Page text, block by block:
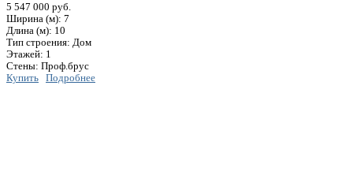
5 547 000 руб.
Ширина (м): 7
Длина (м): 10
Тип строения: Дом
Этажей: 1
Стены: Проф.брус
Купить
Подробнее